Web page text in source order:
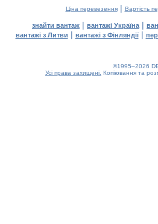
Ціна перевезення| Вартість
знайти вантаж | вантажі Україна |
вантажі з Литви | вантажі з Фінляндії|
©1995–2026
Усі права захищені. Копіювання та